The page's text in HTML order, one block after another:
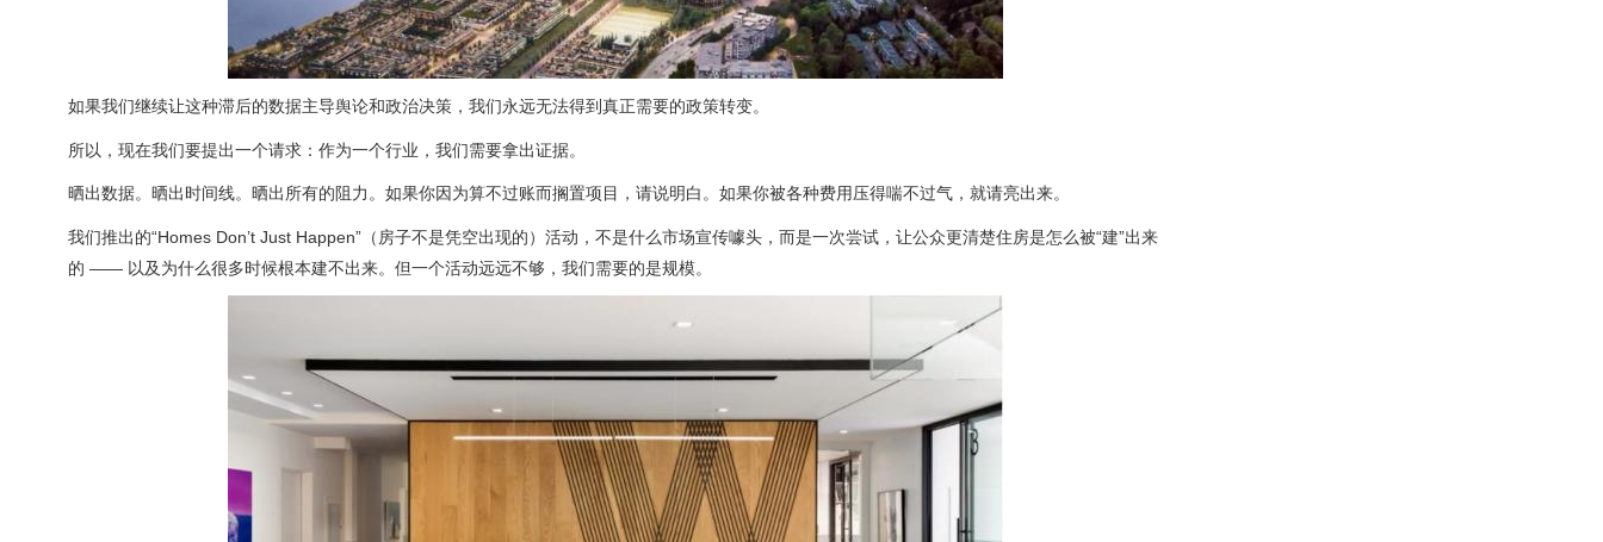
如果我们继续让这种滞后的数据主导舆论和政治决策，我们永远无法得到真正需要的政策转变。
所以，现在我们要提出一个请求：作为一个行业，我们需要拿出证据。
晒出数据。晒出时间线。晒出所有的阻力。如果你因为算不过账而搁置项目，请说明白。如果你被各种费用压得喘不过气，就请亮出来。
我们推出的“Homes Don’t Just Happen”（房子不是凭空出现的）活动，不是什么市场宣传噱头，而是一次尝试，让公众更清楚住房是怎么被“建”出来
的 —— 以及为什么很多时候根本建不出来。但一个活动远远不够，我们需要的是规模。